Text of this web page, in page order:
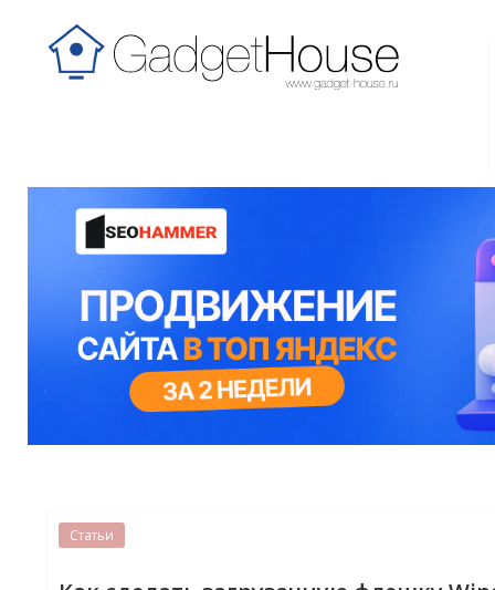
Статьи